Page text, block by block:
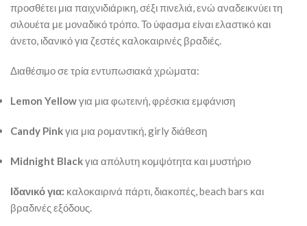
προσθέτει μια παιχνιδιάρικη, σέξι πινελιά, ενώ αναδεικνύει τη
σιλουέτα με μοναδικό τρόπο. Το ύφασμα είναι ελαστικό και
άνετο, ιδανικό για ζεστές καλοκαιρινές βραδιές.
Διαθέσιμο σε τρία εντυπωσιακά χρώματα:
Lemon Yellowγια μια φωτεινή, φρέσκια εμφάνιση
Candy Pinkγια μια ρομαντική, girly διάθεση
Midnight Blackγια απόλυτη κομψότητα και μυστήριο
Ιδανικό για: καλοκαιρινά πάρτι, διακοπές, beach bars και
βραδινές εξόδους.